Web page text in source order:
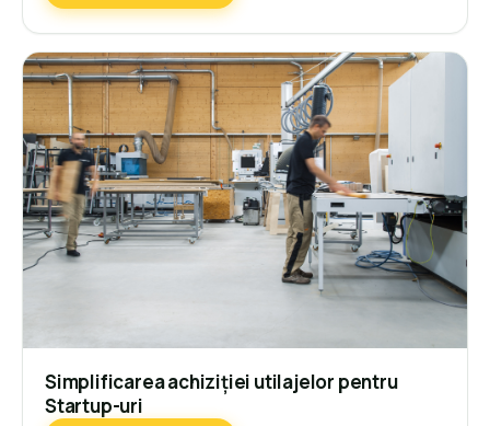
Simplificarea achiziției utilajelor pentru
Startup-uri